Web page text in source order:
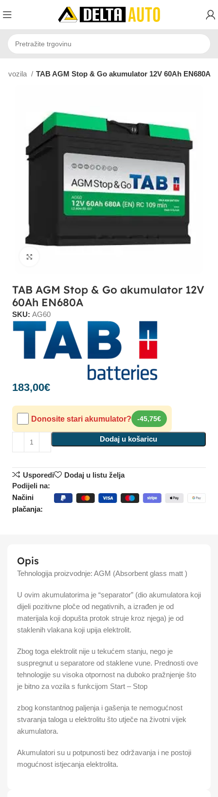
vozila TAB AGM Stop & Go akumulator 12V 60Ah EN680A
TAB AGM Stop & Go akumulator 12V
60Ah EN680A
SKU:AG60
183,00€
Donosite stari akumulator? -45,75€
Dodaj u košaricu
Usporedi
Dodaj u listu želja
Podijeli na:
Načini
plačanja:
Opis
Tehnologija proizvodnje: AGM (Absorbent glass matt )
U ovim akumulatorima je “separator” (dio akumulatora koji
dijeli pozitivne ploče od negativnih, a izrađen je od
materijala koji dopušta protok struje kroz njega) je od
staklenih vlakana koji upija elektrolit.
Zbog toga elektrolit nije u tekućem stanju, nego je
suspregnut u separatore od staklene vune. Prednosti ove
tehnologije su visoka otpornost na duboko pražnjenje što
je bitno za vozila s funkcijom Start – Stop
zbog konstantnog paljenja i gašenja te nemogućnost
stvaranja taloga u elektrolitu što utječe na životni vijek
akumulatora.
Akumulatori su u potpunosti bez održavanja i ne postoji
mogućnost istjecanja elektrolita.